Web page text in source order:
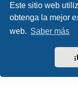
Este sitio web
obtenga la mejor
web. Saber más